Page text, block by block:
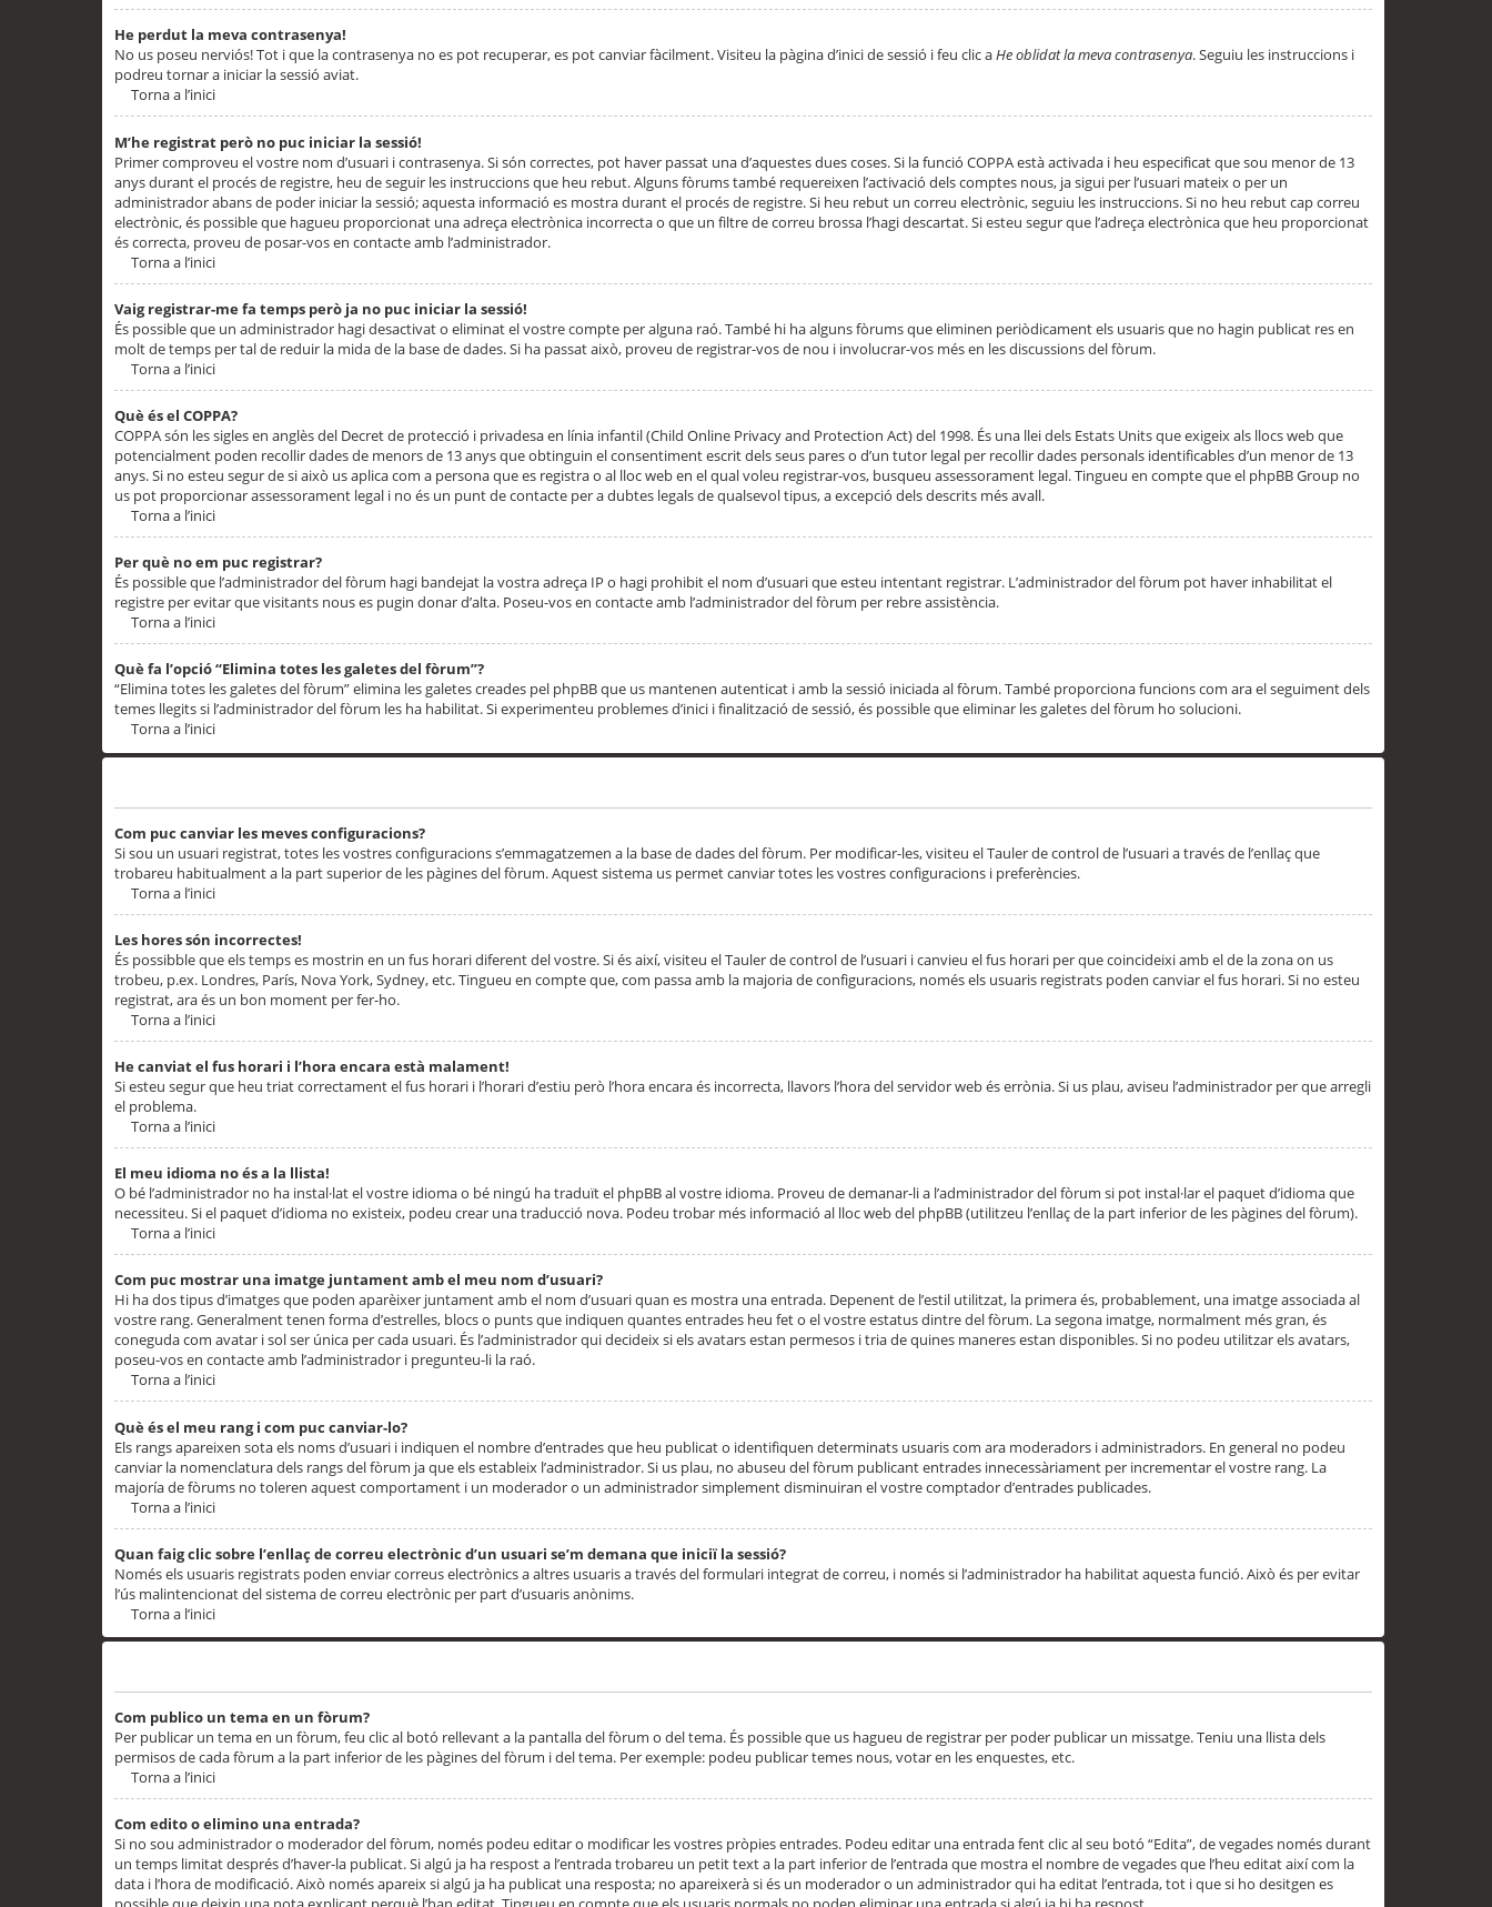
He perdut la meva contrasenya!
No us poseu nerviós! Tot i que la contrasenya no es pot recuperar, es pot canviar fàcilment. Visiteu la pàgina d’inici de sessió i feu clic aHe oblidat la meva contrasenya. Seguiu les instruccions i
podreu tornar a iniciar la sessió aviat.
Torna a l’inici
M’he registrat però no puc iniciar la sessió!
Primer comproveu el vostre nom d’usuari i contrasenya. Si són correctes, pot haver passat una d’aquestes dues coses. Si la funció COPPA està activada i heu especificat que sou menor de 13
anys durant el procés de registre, heu de seguir les instruccions que heu rebut. Alguns fòrums també requereixen l’activació dels comptes nous, ja sigui per l’usuari mateix o per un
administrador abans de poder iniciar la sessió; aquesta informació es mostra durant el procés de registre. Si heu rebut un correu electrònic, seguiu les instruccions. Si no heu rebut cap correu
electrònic, és possible que hagueu proporcionat una adreça electrònica incorrecta o que un filtre de correu brossa l’hagi descartat. Si esteu segur que l’adreça electrònica que heu proporcionat
és correcta, proveu de posar-vos en contacte amb l’administrador.
Torna a l’inici
Vaig registrar-me fa temps però ja no puc iniciar la sessió!
És possible que un administrador hagi desactivat o eliminat el vostre compte per alguna raó. També hi ha alguns fòrums que eliminen periòdicament els usuaris que no hagin publicat res en
molt de temps per tal de reduir la mida de la base de dades. Si ha passat això, proveu de registrar-vos de nou i involucrar-vos més en les discussions del fòrum.
Torna a l’inici
Què és el COPPA?
COPPA són les sigles en anglès del Decret de protecció i privadesa en línia infantil (Child Online Privacy and Protection Act) del 1998. És una llei dels Estats Units que exigeix als llocs web que
potencialment poden recollir dades de menors de 13 anys que obtinguin el consentiment escrit dels seus pares o d’un tutor legal per recollir dades personals identificables d’un menor de 13
anys. Si no esteu segur de si això us aplica com a persona que es registra o al lloc web en el qual voleu registrar-vos, busqueu assessorament legal. Tingueu en compte que el phpBB Group no
us pot proporcionar assessorament legal i no és un punt de contacte per a dubtes legals de qualsevol tipus, a excepció dels descrits més avall.
Torna a l’inici
Per què no em puc registrar?
És possible que l’administrador del fòrum hagi bandejat la vostra adreça IP o hagi prohibit el nom d’usuari que esteu intentant registrar. L’administrador del fòrum pot haver inhabilitat el
registre per evitar que visitants nous es pugin donar d’alta. Poseu-vos en contacte amb l’administrador del fòrum per rebre assistència.
Torna a l’inici
Què fa l’opció “Elimina totes les galetes del fòrum”?
“Elimina totes les galetes del fòrum” elimina les galetes creades pel phpBB que us mantenen autenticat i amb la sessió iniciada al fòrum. També proporciona funcions com ara el seguiment dels
temes llegits si l’administrador del fòrum les ha habilitat. Si experimenteu problemes d’inici i finalització de sessió, és possible que eliminar les galetes del fòrum ho solucioni.
Torna a l’inici
Com puc canviar les meves configuracions?
Si sou un usuari registrat, totes les vostres configuracions s’emmagatzemen a la base de dades del fòrum. Per modificar-les, visiteu el Tauler de control de l’usuari a través de l’enllaç que
trobareu habitualment a la part superior de les pàgines del fòrum. Aquest sistema us permet canviar totes les vostres configuracions i preferències.
Torna a l’inici
Les hores són incorrectes!
És possibble que els temps es mostrin en un fus horari diferent del vostre. Si és així, visiteu el Tauler de control de l’usuari i canvieu el fus horari per que coincideixi amb el de la zona on us
trobeu, p.ex. Londres, París, Nova York, Sydney, etc. Tingueu en compte que, com passa amb la majoria de configuracions, només els usuaris registrats poden canviar el fus horari. Si no esteu
registrat, ara és un bon moment per fer-ho.
Torna a l’inici
He canviat el fus horari i l’hora encara està malament!
Si esteu segur que heu triat correctament el fus horari i l’horari d’estiu però l’hora encara és incorrecta, llavors l’hora del servidor web és errònia. Si us plau, aviseu l’administrador per que arregli
el problema.
Torna a l’inici
El meu idioma no és a la llista!
O bé l’administrador no ha instal·lat el vostre idioma o bé ningú ha traduït el phpBB al vostre idioma. Proveu de demanar-li a l’administrador del fòrum si pot instal·lar el paquet d’idioma que
necessiteu. Si el paquet d’idioma no existeix, podeu crear una traducció nova. Podeu trobar més informació al lloc web del phpBB (utilitzeu l’enllaç de la part inferior de les pàgines del fòrum).
Torna a l’inici
Com puc mostrar una imatge juntament amb el meu nom d’usuari?
Hi ha dos tipus d’imatges que poden aparèixer juntament amb el nom d’usuari quan es mostra una entrada. Depenent de l’estil utilitzat, la primera és, probablement, una imatge associada al
vostre rang. Generalment tenen forma d’estrelles, blocs o punts que indiquen quantes entrades heu fet o el vostre estatus dintre del fòrum. La segona imatge, normalment més gran, és
coneguda com avatar i sol ser única per cada usuari. És l’administrador qui decideix si els avatars estan permesos i tria de quines maneres estan disponibles. Si no podeu utilitzar els avatars,
poseu-vos en contacte amb l’administrador i pregunteu-li la raó.
Torna a l’inici
Què és el meu rang i com puc canviar-lo?
Els rangs apareixen sota els noms d’usuari i indiquen el nombre d’entrades que heu publicat o identifiquen determinats usuaris com ara moderadors i administradors. En general no podeu
canviar la nomenclatura dels rangs del fòrum ja que els estableix l’administrador. Si us plau, no abuseu del fòrum publicant entrades innecessàriament per incrementar el vostre rang. La
majoría de fòrums no toleren aquest comportament i un moderador o un administrador simplement disminuiran el vostre comptador d’entrades publicades.
Torna a l’inici
Quan faig clic sobre l’enllaç de correu electrònic d’un usuari se’m demana que iniciï la sessió?
Només els usuaris registrats poden enviar correus electrònics a altres usuaris a través del formulari integrat de correu, i només si l’administrador ha habilitat aquesta funció. Això és per evitar
l’ús malintencionat del sistema de correu electrònic per part d’usuaris anònims.
Torna a l’inici
Com publico un tema en un fòrum?
Per publicar un tema en un fòrum, feu clic al botó rellevant a la pantalla del fòrum o del tema. És possible que us hagueu de registrar per poder publicar un missatge. Teniu una llista dels
permisos de cada fòrum a la part inferior de les pàgines del fòrum i del tema. Per exemple: podeu publicar temes nous, votar en les enquestes, etc.
Torna a l’inici
Com edito o elimino una entrada?
Si no sou administrador o moderador del fòrum, només podeu editar o modificar les vostres pròpies entrades. Podeu editar una entrada fent clic al seu botó “Edita”, de vegades només durant
un temps limitat després d’haver-la publicat. Si algú ja ha respost a l’entrada trobareu un petit text a la part inferior de l’entrada que mostra el nombre de vegades que l’heu editat així com la
data i l’hora de modificació. Això només apareix si algú ja ha publicat una resposta; no apareixerà si és un moderador o un administrador qui ha editat l’entrada, tot i que si ho desitgen es